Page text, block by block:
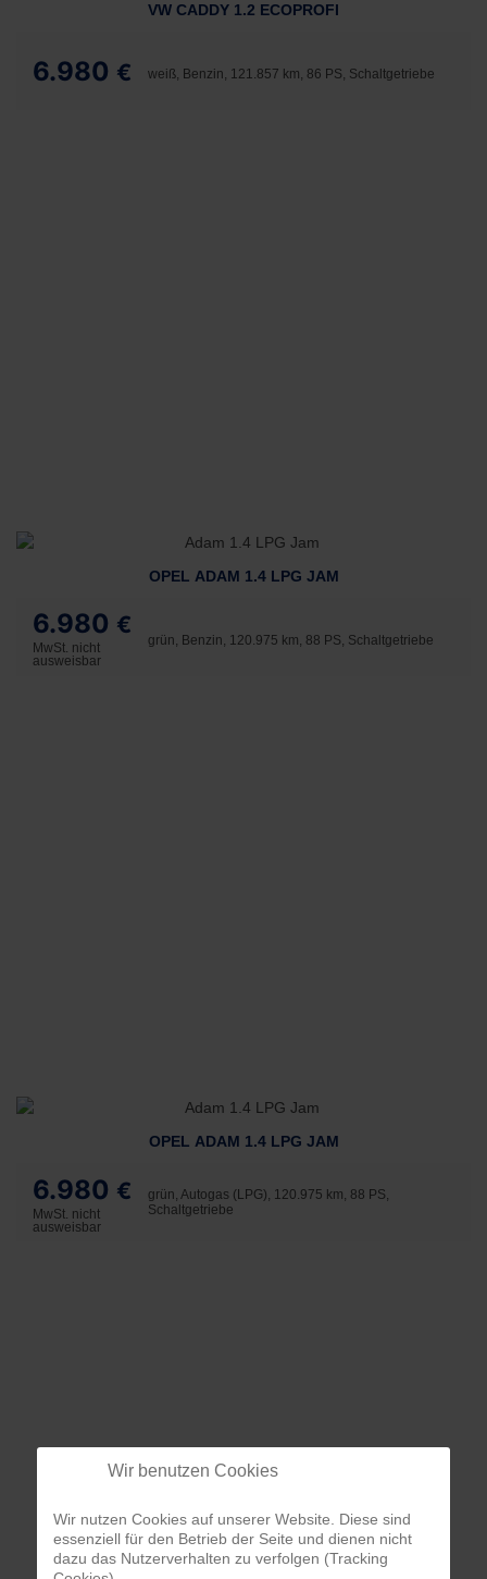
VW CADDY 1.2 ECOPROFI
6.980 € weiß, Benzin, 121.857 km, 86 PS, Schaltgetriebe
OPEL ADAM 1.4 LPG JAM
6.980 €
MwSt. nicht
ausweisbar
grün, Benzin, 120.975 km, 88 PS, Schaltgetriebe
OPEL ADAM 1.4 LPG JAM
6.980 €
MwSt. nicht
ausweisbar
grün, Autogas (LPG), 120.975 km, 88 PS,
Schaltgetriebe
Wir benutzen Cookies
Wir nutzen Cookies auf unserer Website. Diese sind
essenziell für den Betrieb der Seite und dienen nicht
dazu das Nutzerverhalten zu verfolgen (Tracking